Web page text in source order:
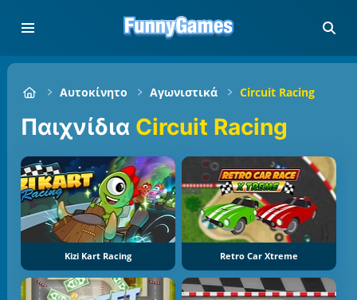
Αυτοκίνητο Αγωνιστικά Circuit Racing
Παιχνίδια Circuit Racing
Kizi Kart Racing Retro Car Xtreme